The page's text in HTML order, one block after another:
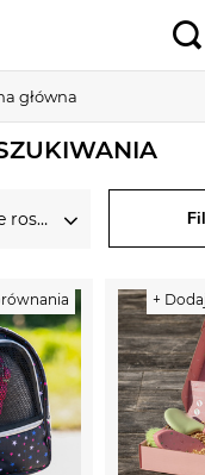
główna
rosnąco
+